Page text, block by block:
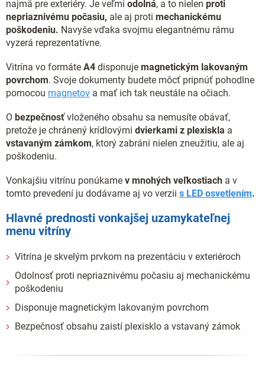
najmä pre exteriéry. Je veľmi odolná, a to nielen proti
nepriaznivému počasiu, ale aj proti mechanickému
poškodeniu. Navyše vďaka svojmu elegantnému rámu
vyzerá reprezentatívne.
Vitrína vo formáte A4 disponuje magnetickým lakovaným
povrchom. Svoje dokumenty budete môcť pripnúť pohodlne
pomocou magnetov a mať ich tak neustále na očiach.
O bezpečnosťvloženého obsahu sa nemusíte obávať,
pretože je chránený krídlovými dvierkami z plexiskla a
vstavaným zámkom, ktorý zabráni nielen zneužitiu, ale aj
poškodeniu.
Vonkajšiu vitrínu ponúkame v mnohých veľkostiach a v
tomto prevedení ju dodávame aj vo verzii s LED osvetlením.
Hlavné prednosti vonkajšej uzamykateľnej
menu vitríny
Vitrína je skvelým prvkom na prezentáciu v exteriéroch
Odolnosť proti nepriaznivému počasiu aj mechanickému
poškodeniu
Disponuje magnetickým lakovaným povrchom
Bezpečnosť obsahu zaistí plexisklo a vstavaný zámok